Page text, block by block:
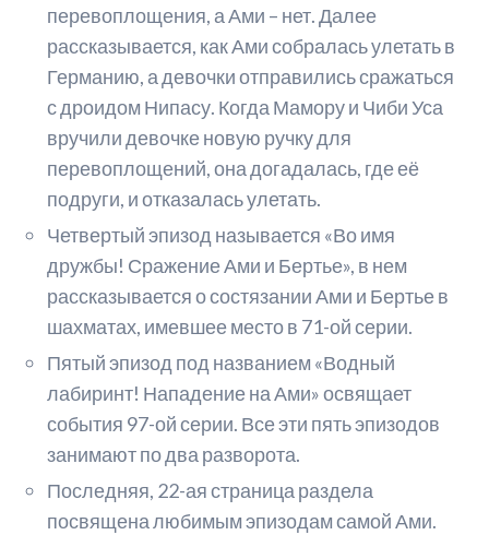
перевоплощения, а Ами – нет. Далее
рассказывается, как Ами собралась улетать в
Германию, а девочки отправились сражаться
с дроидом Нипасу. Когда Мамору и Чиби Уса
вручили девочке новую ручку для
перевоплощений, она догадалась, где её
подруги, и отказалась улетать.
Четвертый эпизод называется «Во имя
дружбы! Сражение Ами и Бертье», в нем
рассказывается о состязании Ами и Бертье в
шахматах, имевшее место в 71-ой серии.
Пятый эпизод под названием «Водный
лабиринт! Нападение на Ами» освящает
события 97-ой серии. Все эти пять эпизодов
занимают по два разворота.
Последняя, 22-ая страница раздела
посвящена любимым эпизодам самой Ами.